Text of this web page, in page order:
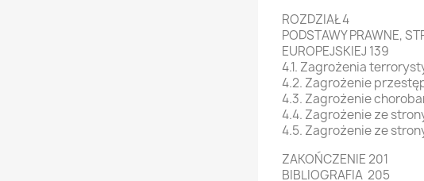
ROZDZIAŁ 4
PODSTAWY PRAWNE,
EUROPEJSKIEJ 139
4.1. Zagrożenia
4.2. Zagrożenie
4.3. Zagrożenie
4.4. Zagrożenie ze
4.5. Zagrożenie ze
ZAKOŃCZENIE 201
BIBLIOGRAFIA 205